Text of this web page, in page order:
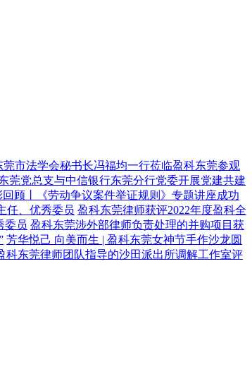
莞市法学会秘书长冯福均一行莅临盈科东莞参观
莞党总支与中信银行东莞分行党委开展党建共建
回顾丨《劳动争议案件举证规则》专题讲座成功
任、优秀委员 盈科东莞律师获评2022年度盈科全
委员 盈科东莞涉外部律师负责处理的并购项目获
芳华悦己 向美而生 | 盈科东莞女神节手作沙龙圆
科东莞律师团队指导的沙田派出所调解工作室评